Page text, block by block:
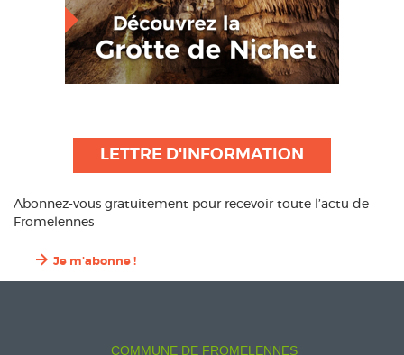
LETTRE D'INFORMATION
Abonnez-vous gratuitement pour recevoir toute l’actu de
Fromelennes
Je m'abonne !
COMMUNE DE FROMELENNES